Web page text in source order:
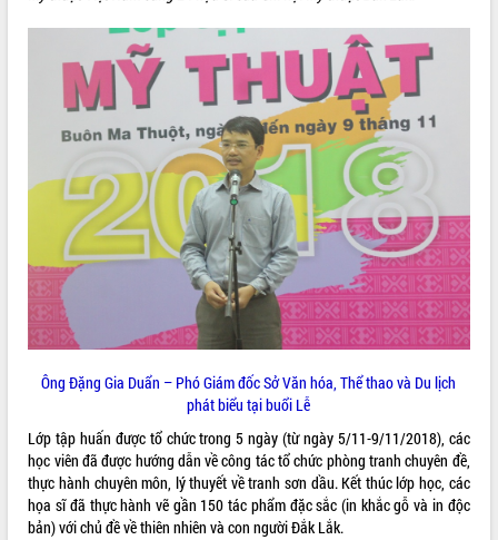
THÔNG TIN CHỈ ĐẠO ĐIỀU HÀNH
HỆ THỐNG VĂN BẢN
VĂN BẢN HĐND TỈNH
ĐIỂM TIN VĂN BẢN
QUY HOẠCH - KẾ HOẠCH
Ông Đặng Gia Duẩn – Phó Giám đốc Sở Văn hóa, Thể thao và Du lịch
phát biểu tại buổi Lễ
Lớp tập huấn được tổ chức trong 5 ngày (từ ngày 5/11-9/11/2018), các
học viên đã được hướng dẫn về công tác tổ chức phòng tranh chuyên đề,
thực hành chuyên môn, lý thuyết về tranh sơn dầu. Kết thúc lớp học, các
họa sĩ đã thực hành vẽ gần 150 tác phẩm đặc sắc (in khắc gỗ và in độc
bản) với chủ đề về thiên nhiên và con người Đắk Lắk.